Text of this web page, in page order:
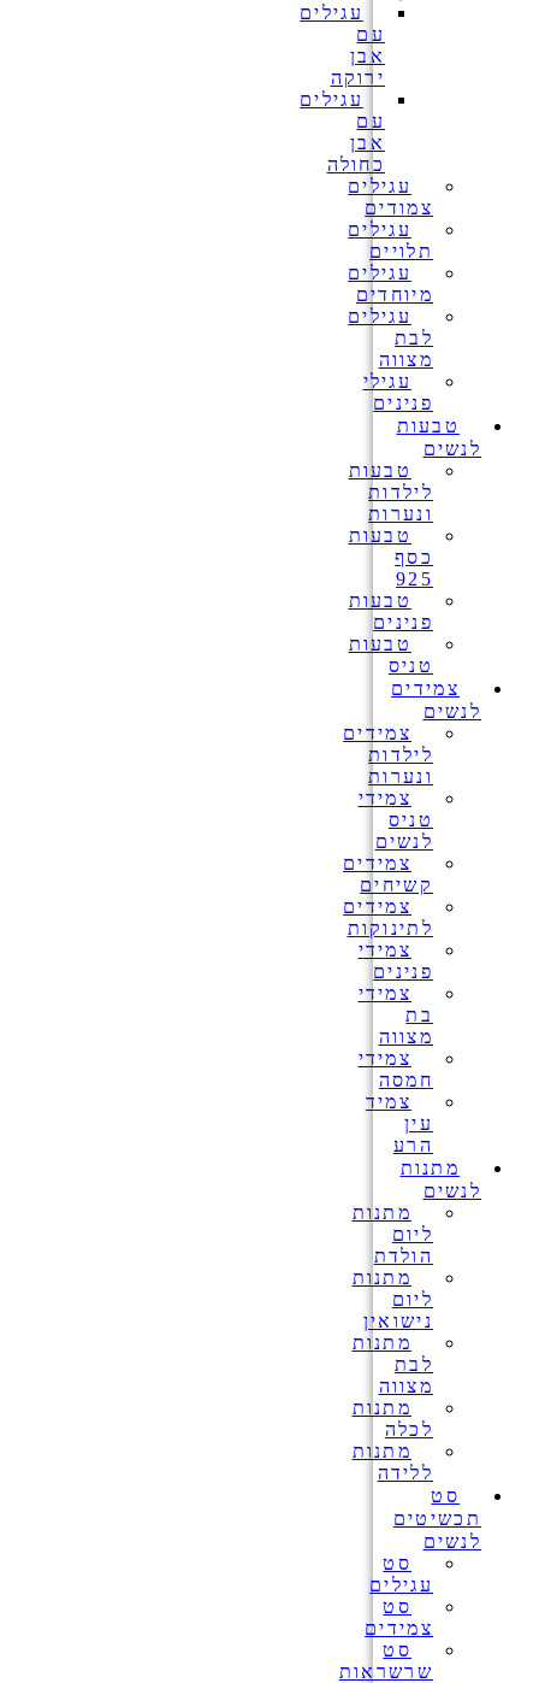
עגילים
עם
אבן
ירוקה
עגילים
עם
אבן
כחולה
עגילים
צמודים
עגילים
תלויים
עגילים
מיוחדים
עגילים
לבת
מצווה
עגילי
פנינים
טבעות
לנשים
טבעות
לילדות
ונערות
טבעות
כסף
925
טבעות
פנינים
טבעות
טניס
צמידים
לנשים
צמידים
לילדות
ונערות
צמידי
טניס
לנשים
צמידים
קשיחים
צמידים
לתינוקות
צמידי
פנינים
צמידי
בת
מצווה
צמידי
חמסה
צמיד
עין
הרע
מתנות
לנשים
מתנות
ליום
הולדת
מתנות
ליום
נישואין
מתנות
לבת
מצווה
מתנות
לכלה
מתנות
ללידה
סט
תכשיטים
לנשים
סט
עגילים
סט
צמידים
סט
שרשראות